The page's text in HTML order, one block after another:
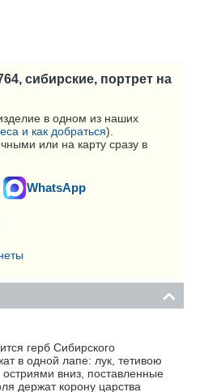
сибирские, портрет на
в одном из наших
и как добраться).
или на карту сразу в
WhatsApp
герб Сибирского
в одной лапе: лук, тетивою
остриями вниз, поставленные
держат корону царства